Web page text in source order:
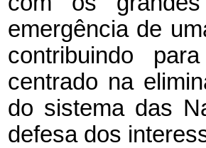
emergência de
contribuindo
centrado na
do sistema das
defesa dos